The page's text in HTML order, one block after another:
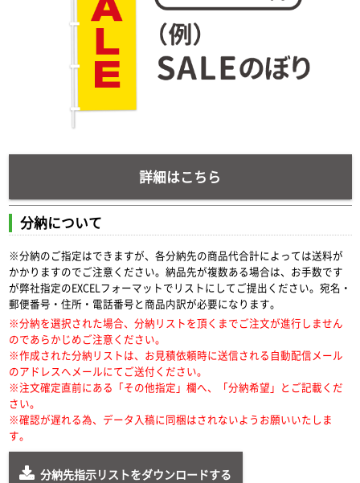
詳細はこちら
分納について
※分納のご指定はできますが、各分納先の商品代合計によっては送料が
かかりますのでご注意ください。納品先が複数ある場合は、お手数です
が弊社指定のEXCELフォーマットでリストにしてご提出ください。宛名・
郵便番号・住所・電話番号と商品内訳が必要になります。
※分納を選択された場合、分納リストを頂くまでご注文が進行しません
のであらかじめご注意ください。
※作成された分納リストは、お見積依頼時に送信される自動配信メール
のアドレスへメールにてご送付ください。
※注文確定直前にある「その他指定」欄へ、「分納希望」とご記載くだ
さい。
※確認が遅れる為、データ入稿に同梱はされないようお願いいたしま
す。
分納先指示リストをダウンロードする